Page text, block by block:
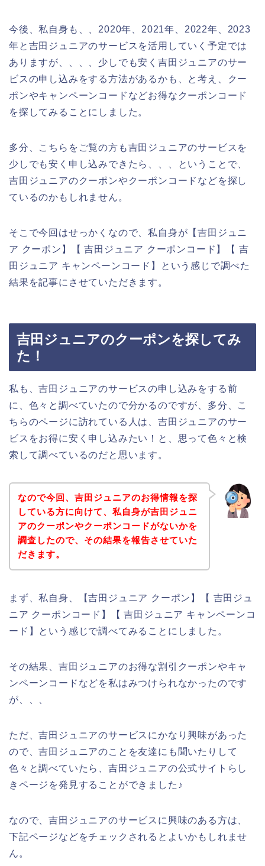
今後、私自身も、、2020年、2021年、2022年、2023
年と吉田ジュニアのサービスを活用していく予定では
ありますが、、、、少しでも安く吉田ジュニアのサー
ビスの申し込みをする方法があるかも、と考え、クー
ポンやキャンペーンコードなどお得なクーポンコード
を探してみることにしました。
多分、こちらをご覧の方も吉田ジュニアのサービスを
少しでも安く申し込みできたら、、、ということで、
吉田ジュニアのクーポンやクーポンコードなどを探し
ているのかもしれません。
そこで今回はせっかくなので、私自身が【吉田ジュニ
ア クーポン】【 吉田ジュニア クーポンコード】【 吉
田ジュニア キャンペーンコード】という感じで調べた
結果を記事にさせていただきます。
吉田ジュニアのクーポンを探してみ
た！
私も、吉田ジュニアのサービスの申し込みをする前
に、色々と調べていたので分かるのですが、多分、こ
ちらのページに訪れている人は、吉田ジュニアのサー
ビスをお得に安く申し込みたい！と、思って色々と検
索して調べているのだと思います。
なので今回、吉田ジュニアのお得情報を探
している方に向けて、私自身が吉田ジュニ
アのクーポンやクーポンコードがないかを
調査したので、その結果を報告させていた
だきます。
まず、私自身、【吉田ジュニア クーポン】【 吉田ジュ
ニア クーポンコード】【 吉田ジュニア キャンペーンコ
ード】という感じで調べてみることにしました。
その結果、吉田ジュニアのお得な割引クーポンやキャ
ンペーンコードなどを私はみつけられなかったのです
が、、、
ただ、吉田ジュニアのサービスにかなり興味があった
ので、吉田ジュニアのことを友達にも聞いたりして
色々と調べていたら、吉田ジュニアの公式サイトらし
きページを発見することができました♪
なので、吉田ジュニアのサービスに興味のある方は、
下記ページなどをチェックされるとよいかもしれませ
ん。